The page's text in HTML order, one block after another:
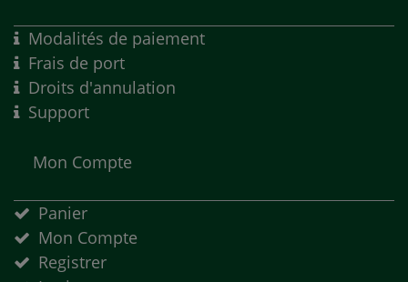
Modalités de paiement
Frais de port
Droits d'annulation
Support
Mon Compte
Panier
Mon Compte
Registrer